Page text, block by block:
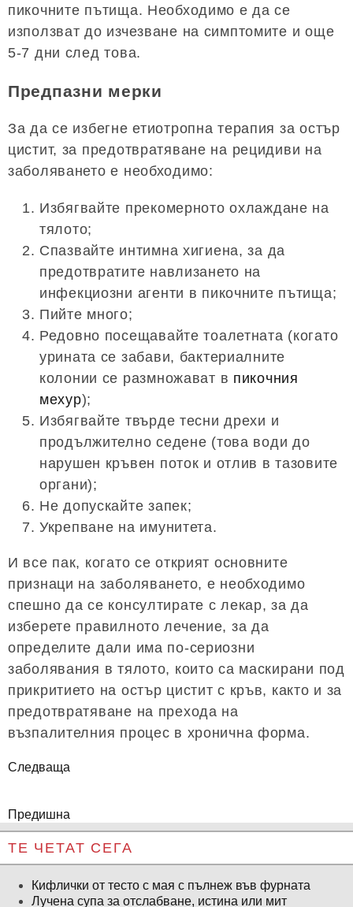
пикочните пътища. Необходимо е да се
използват до изчезване на симптомите и още
5-7 дни след това.
Предпазни мерки
За да се избегне етиотропна терапия за остър
цистит, за предотвратяване на рецидиви на
заболяването е необходимо:
Избягвайте прекомерното охлаждане на
тялото;
Спазвайте интимна хигиена, за да
предотвратите навлизането на
инфекциозни агенти в пикочните пътища;
Пийте много;
Редовно посещавайте тоалетната (когато
урината се забави, бактериалните
колонии се размножават в пикочния
мехур);
Избягвайте твърде тесни дрехи и
продължително седене (това води до
нарушен кръвен поток и отлив в тазовите
органи);
Не допускайте запек;
Укрепване на имунитета.
И все пак, когато се открият основните
признаци на заболяването, е необходимо
спешно да се консултирате с лекар, за да
изберете правилното лечение, за да
определите дали има по-сериозни
заболявания в тялото, които са маскирани под
прикритието на остър цистит с кръв, както и за
предотвратяване на прехода на
възпалителния процес в хронична форма.
Следваща
Предишна
ТЕ ЧЕТАТ СЕГА
Кифлички от тесто с мая с пълнеж във фурната
Лучена супа за отслабване, истина или мит